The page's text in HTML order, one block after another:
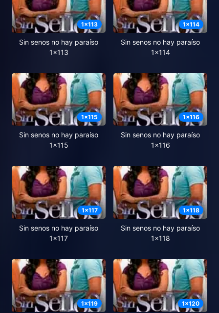
1x113
Sin senos no hay paraíso
1x113
1x114
Sin senos no hay paraíso
1x114
1x115
Sin senos no hay paraíso
1x115
1x116
Sin senos no hay paraíso
1x116
1x117
Sin senos no hay paraíso
1x117
1x118
Sin senos no hay paraíso
1x118
1x119 1x120